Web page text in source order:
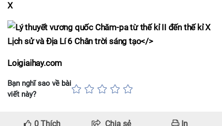
X
Loigiaihay.com
Bạn nghĩ sao về bài
viết này?
0 Thích Chia sẻ In